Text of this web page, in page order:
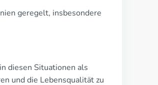
geregelt, insbesondere
diesen Situationen als
und die Lebensqualität zu